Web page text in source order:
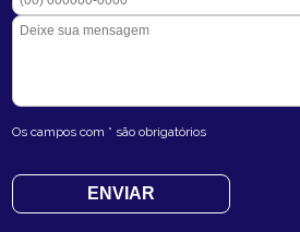
Os campos com * são obrigatórios